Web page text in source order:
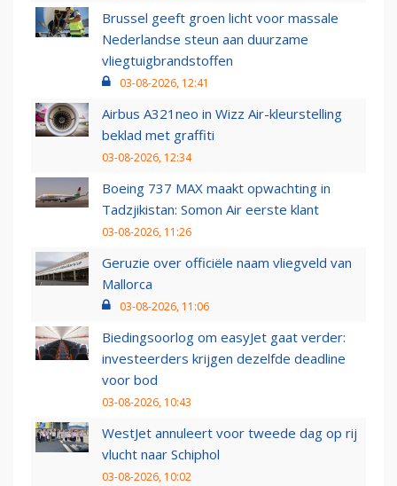
Brussel geeft groen licht voor massale
Nederlandse steun aan duurzame
vliegtuigbrandstoffen
03-08-2026, 12:41
Airbus A321neo in Wizz Air-kleurstelling
beklad met graffiti
03-08-2026, 12:34
Boeing 737 MAX maakt opwachting in
Tadzjikistan: Somon Air eerste klant
03-08-2026, 11:26
Geruzie over officiële naam vliegveld van
Mallorca
03-08-2026, 11:06
Biedingsoorlog om easyJet gaat verder:
investeerders krijgen dezelfde deadline
voor bod
03-08-2026, 10:43
WestJet annuleert voor tweede dag op rij
vlucht naar Schiphol
03-08-2026, 10:02